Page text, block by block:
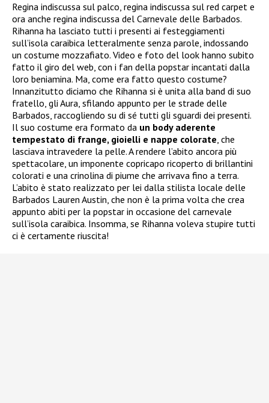
Regina indiscussa sul palco, regina indiscussa sul red carpet e
ora anche regina indiscussa del Carnevale delle Barbados.
Rihanna ha lasciato tutti i presenti ai festeggiamenti
sull’isola caraibica letteralmente senza parole, indossando
un costume mozzafiato. Video e foto del look hanno subito
fatto il giro del web, con i fan della popstar incantati dalla
loro beniamina. Ma, come era fatto questo costume?
Innanzitutto diciamo che Rihanna si è unita alla band di suo
fratello, gli Aura, sfilando appunto per le strade delle
Barbados, raccogliendo su di sé tutti gli sguardi dei presenti.
Il suo costume era formato da un body aderente
tempestato di frange, gioielli e nappe colorate, che
lasciava intravedere la pelle. A rendere l’abito ancora più
spettacolare, un imponente copricapo ricoperto di brillantini
colorati e una crinolina di piume che arrivava fino a terra.
L’abito è stato realizzato per lei dalla stilista locale delle
Barbados Lauren Austin, che non è la prima volta che crea
appunto abiti per la popstar in occasione del carnevale
sull’isola caraibica. Insomma, se Rihanna voleva stupire tutti
ci è certamente riuscita!